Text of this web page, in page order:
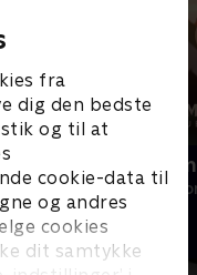
fra
dig den bedste
og til at
cookie-data til
og andres
cookies
dit samtykke
Reality • 1